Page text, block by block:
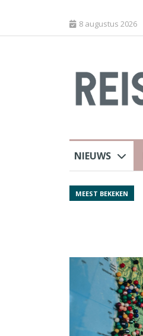
8 augustus 2026
NIEUWS
MEEST BEKEKEN